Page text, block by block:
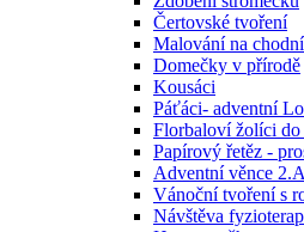
Čertovské tvoření
Malování na
Domečky v přírodě
Kousáci
Páťáci- adventní
Florbaloví žolíci do
Papírový řetěz -
Adventní věnce
Vánoční tvoření s
Návštěva